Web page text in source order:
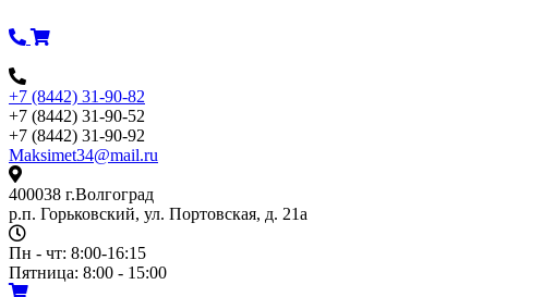
к
+7 (8442) 31-90-82
+7 (8442) 31-90-52
+7 (8442) 31-90-92
Maksimet34@mail.ru
400038 г.Волгоград
р.п. Горьковский, ул. Портовская, д. 21а
Пн - чт: 8:00-16:15
Пятница: 8:00 - 15:00